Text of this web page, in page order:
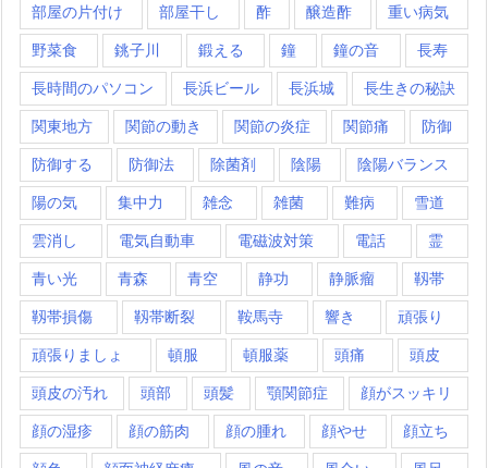
部屋の片付け 部屋干し 酢 醸造酢 重い病気
野菜食 銚子川 鍛える 鐘 鐘の音 長寿
長時間のパソコン 長浜ビール 長浜城 長生きの秘訣
関東地方 関節の動き 関節の炎症 関節痛 防御
防御する 防御法 除菌剤 陰陽 陰陽バランス
陽の気 集中力 雑念 雑菌 難病 雪道
雲消し 電気自動車 電磁波対策 電話 霊
青い光 青森 青空 静功 静脈瘤 靱帯
靱帯損傷 靱帯断裂 鞍馬寺 響き 頑張り
頑張りましょ 頓服 頓服薬 頭痛 頭皮
頭皮の汚れ 頭部 頭髪 顎関節症 顔がスッキリ
顔の湿疹 顔の筋肉 顔の腫れ 顔やせ 顔立ち